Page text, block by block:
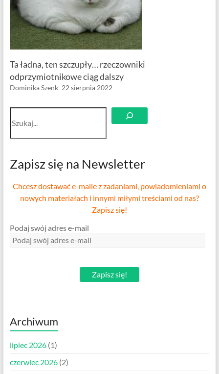
Ta ładna, ten szczupły… rzeczowniki
odprzymiotnikowe ciąg dalszy
Dominika Szenk 22 sierpnia 2022
Szukaj
Zapisz się na Newsletter
Chcesz dostawać e-maile z zadaniami, powiadomieniami o
nowych materiałach i innymi miłymi treściami od nas?
Zapisz się!
Podaj swój adres e-mail
Zapisz się!
Archiwum
lipiec 2026(1)
czerwiec 2026(2)